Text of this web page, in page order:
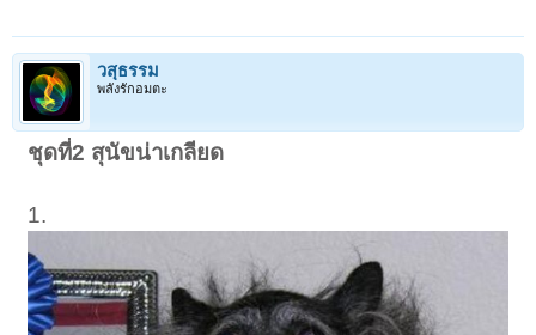
วสุธรรม
พลังรักอมตะ
ชุดที่2 สุนัขน่าเกลียด
1.